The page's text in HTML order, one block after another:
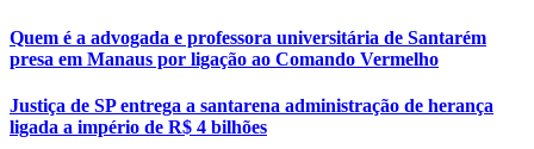
Quem é a advogada e professora universitária de Santarém
presa em Manaus por ligação ao Comando Vermelho
Justiça de SP entrega a santarena administração de herança
ligada a império de R$ 4 bilhões